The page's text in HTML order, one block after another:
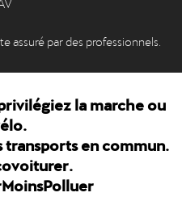
assuré par des professionnels.
la marche ou
en commun.